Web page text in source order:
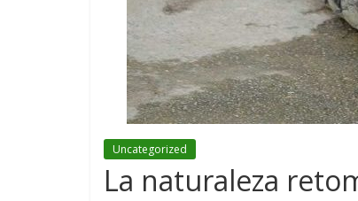
Uncategorized
La naturaleza